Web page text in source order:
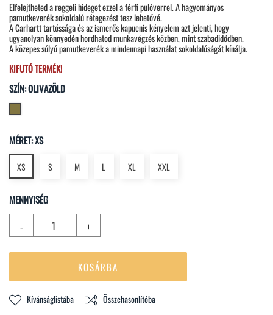
Elfelejtheted a reggeli hideget ezzel a férfi pulóverrel. A hagyományos
pamutkeverék sokoldalú rétegezést tesz lehetővé.
A Carhartt tartóssága és az ismerős kapucnis kényelem azt jelenti, hogy
ugyanolyan könnyedén hordhatod munkavégzés közben, mint szabadidődben.
A közepes súlyú pamutkeverék a mindennapi használat sokoldalúságát kínálja.
KIFUTÓ TERMÉK!
SZÍN: OLIVAZÖLD
Olivazöld
MÉRET: XS
XS S M L XL XXL
MENNYISÉG
KOSÁRBA
Kívánságlistába Összehasonlítóba